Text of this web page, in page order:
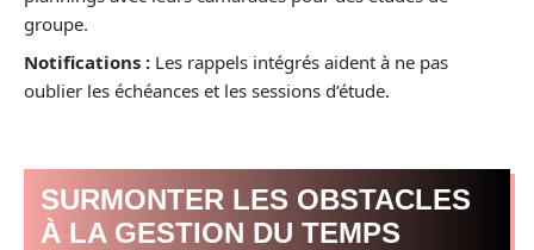
groupe.
Notifications : Les rappels intégrés aident à ne pas
oublier les échéances et les sessions d’étude.
SURMONTER LES OBSTACLES
À LA GESTION DU TEMPS